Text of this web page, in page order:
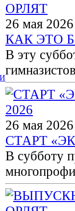
26 мая 2026
КАК ЭТО
В эту
26 мая 2026
СТАРТ
В субботу